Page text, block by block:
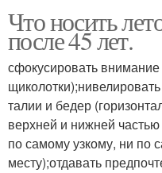
Что носить
после 45 лет.
сфокусировать внимание
талии и бедер
верхней и нижней
по самому узкому, ни по
месту);отдавать